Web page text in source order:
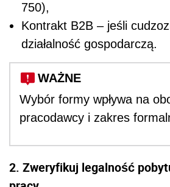
750),
Kontrakt B2B – jeśli
działalność gospodarczą.
WAŻNE
Wybór formy wpływa na
pracodawcy i zakres
2. Zweryfikuj legalność